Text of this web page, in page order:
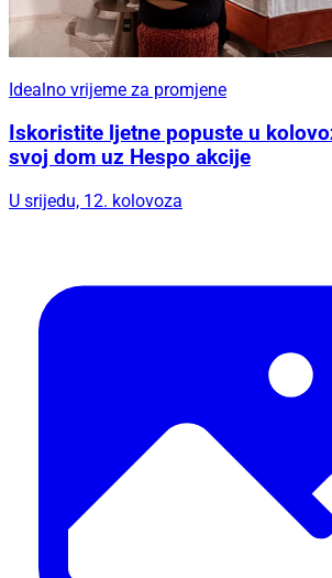
Idealno vrijeme za promjene
Iskoristite ljetne popuste u
svoj dom uz Hespo akcije
U srijedu, 12. kolovoza